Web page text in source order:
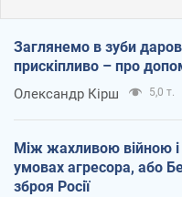
Заглянемо в зуби
прискіпливо – про
Олександр Кірш 5,0 т.
Між жахливою війною
умовах агресора, або
зброя Росії